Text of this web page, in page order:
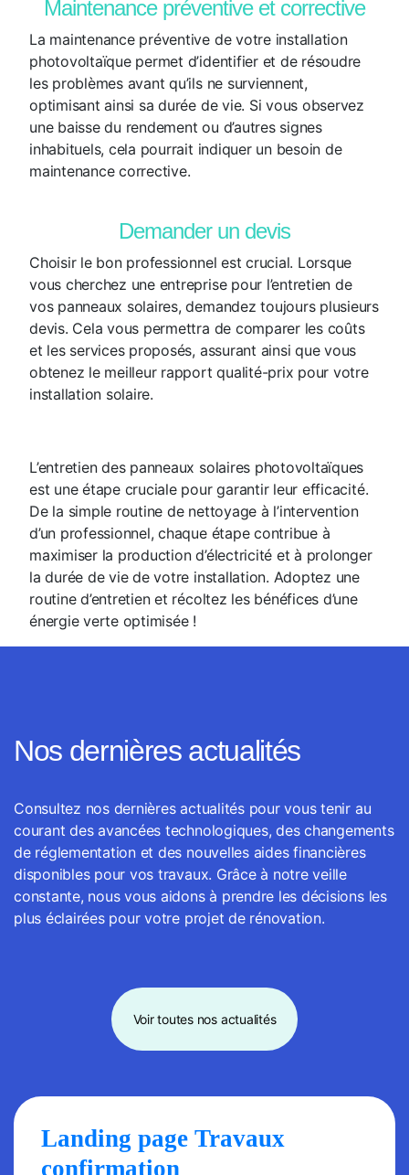
Maintenance préventive et corrective
La maintenance préventive de votre installation
photovoltaïque permet d’identifier et de résoudre
les problèmes avant qu’ils ne surviennent,
optimisant ainsi sa durée de vie. Si vous observez
une baisse du rendement ou d’autres signes
inhabituels, cela pourrait indiquer un besoin de
maintenance corrective.
Demander un devis
Choisir le bon professionnel est crucial. Lorsque
vous cherchez une entreprise pour l’entretien de
vos panneaux solaires, demandez toujours plusieurs
devis. Cela vous permettra de comparer les coûts
et les services proposés, assurant ainsi que vous
obtenez le meilleur rapport qualité-prix pour votre
installation solaire.
L’entretien des panneaux solaires photovoltaïques
est une étape cruciale pour garantir leur efficacité.
De la simple routine de nettoyage à l’intervention
d’un professionnel, chaque étape contribue à
maximiser la production d’électricité et à prolonger
la durée de vie de votre installation. Adoptez une
routine d’entretien et récoltez les bénéfices d’une
énergie verte optimisée !
Nos dernières actualités
Consultez nos dernières actualités pour vous tenir au
courant des avancées technologiques, des changements
de réglementation et des nouvelles aides financières
disponibles pour vos travaux. Grâce à notre veille
constante, nous vous aidons à prendre les décisions les
plus éclairées pour votre projet de rénovation.
Voir toutes nos actualités
Landing page Travaux
confirmation